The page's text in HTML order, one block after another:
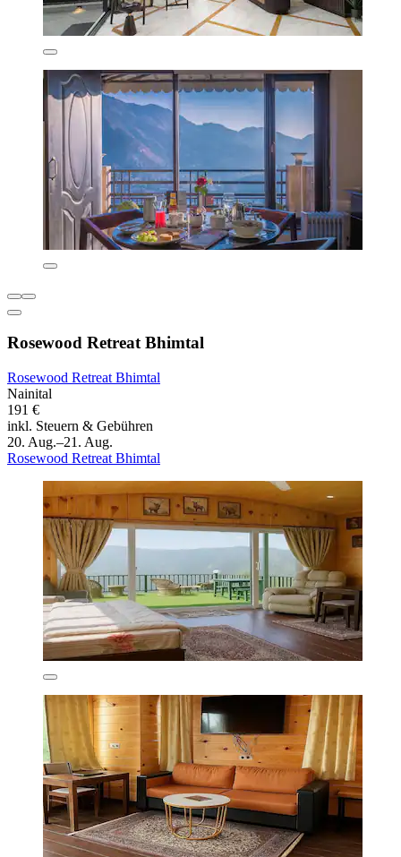
Rosewood Retreat Bhimtal
Rosewood Retreat Bhimtal
Nainital
191 €
inkl. Steuern & Gebühren
20. Aug.–21. Aug.
Rosewood Retreat Bhimtal